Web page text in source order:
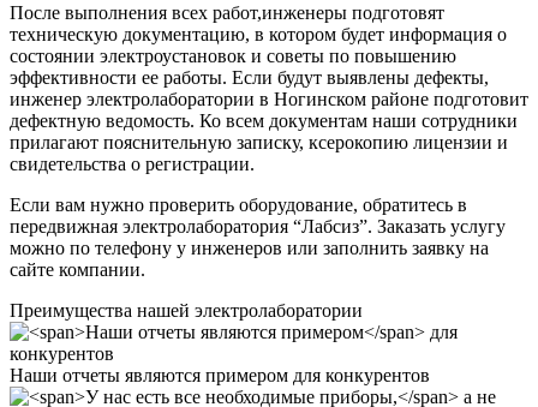
После выполнения всех работ,инженеры подготовят
техническую документацию, в котором будет информация о
состоянии электроустановок и советы по повышению
эффективности ее работы. Если будут выявлены дефекты,
инженер электролаборатории в Ногинском районе подготовит
дефектную ведомость. Ко всем документам наши сотрудники
прилагают пояснительную записку, ксерокопию лицензии и
свидетельства о регистрации.
Если вам нужно проверить оборудование, обратитесь в
передвижная электролаборатория “Лабсиз”. Заказать услугу
можно по телефону у инженеров или заполнить заявку на
сайте компании.
Преимущества нашей электролаборатории
Наши отчеты являются примером для конкурентов